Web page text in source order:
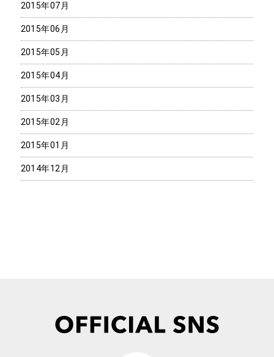
2015年07月
2015年06月
2015年05月
2015年04月
2015年03月
2015年02月
2015年01月
2014年12月